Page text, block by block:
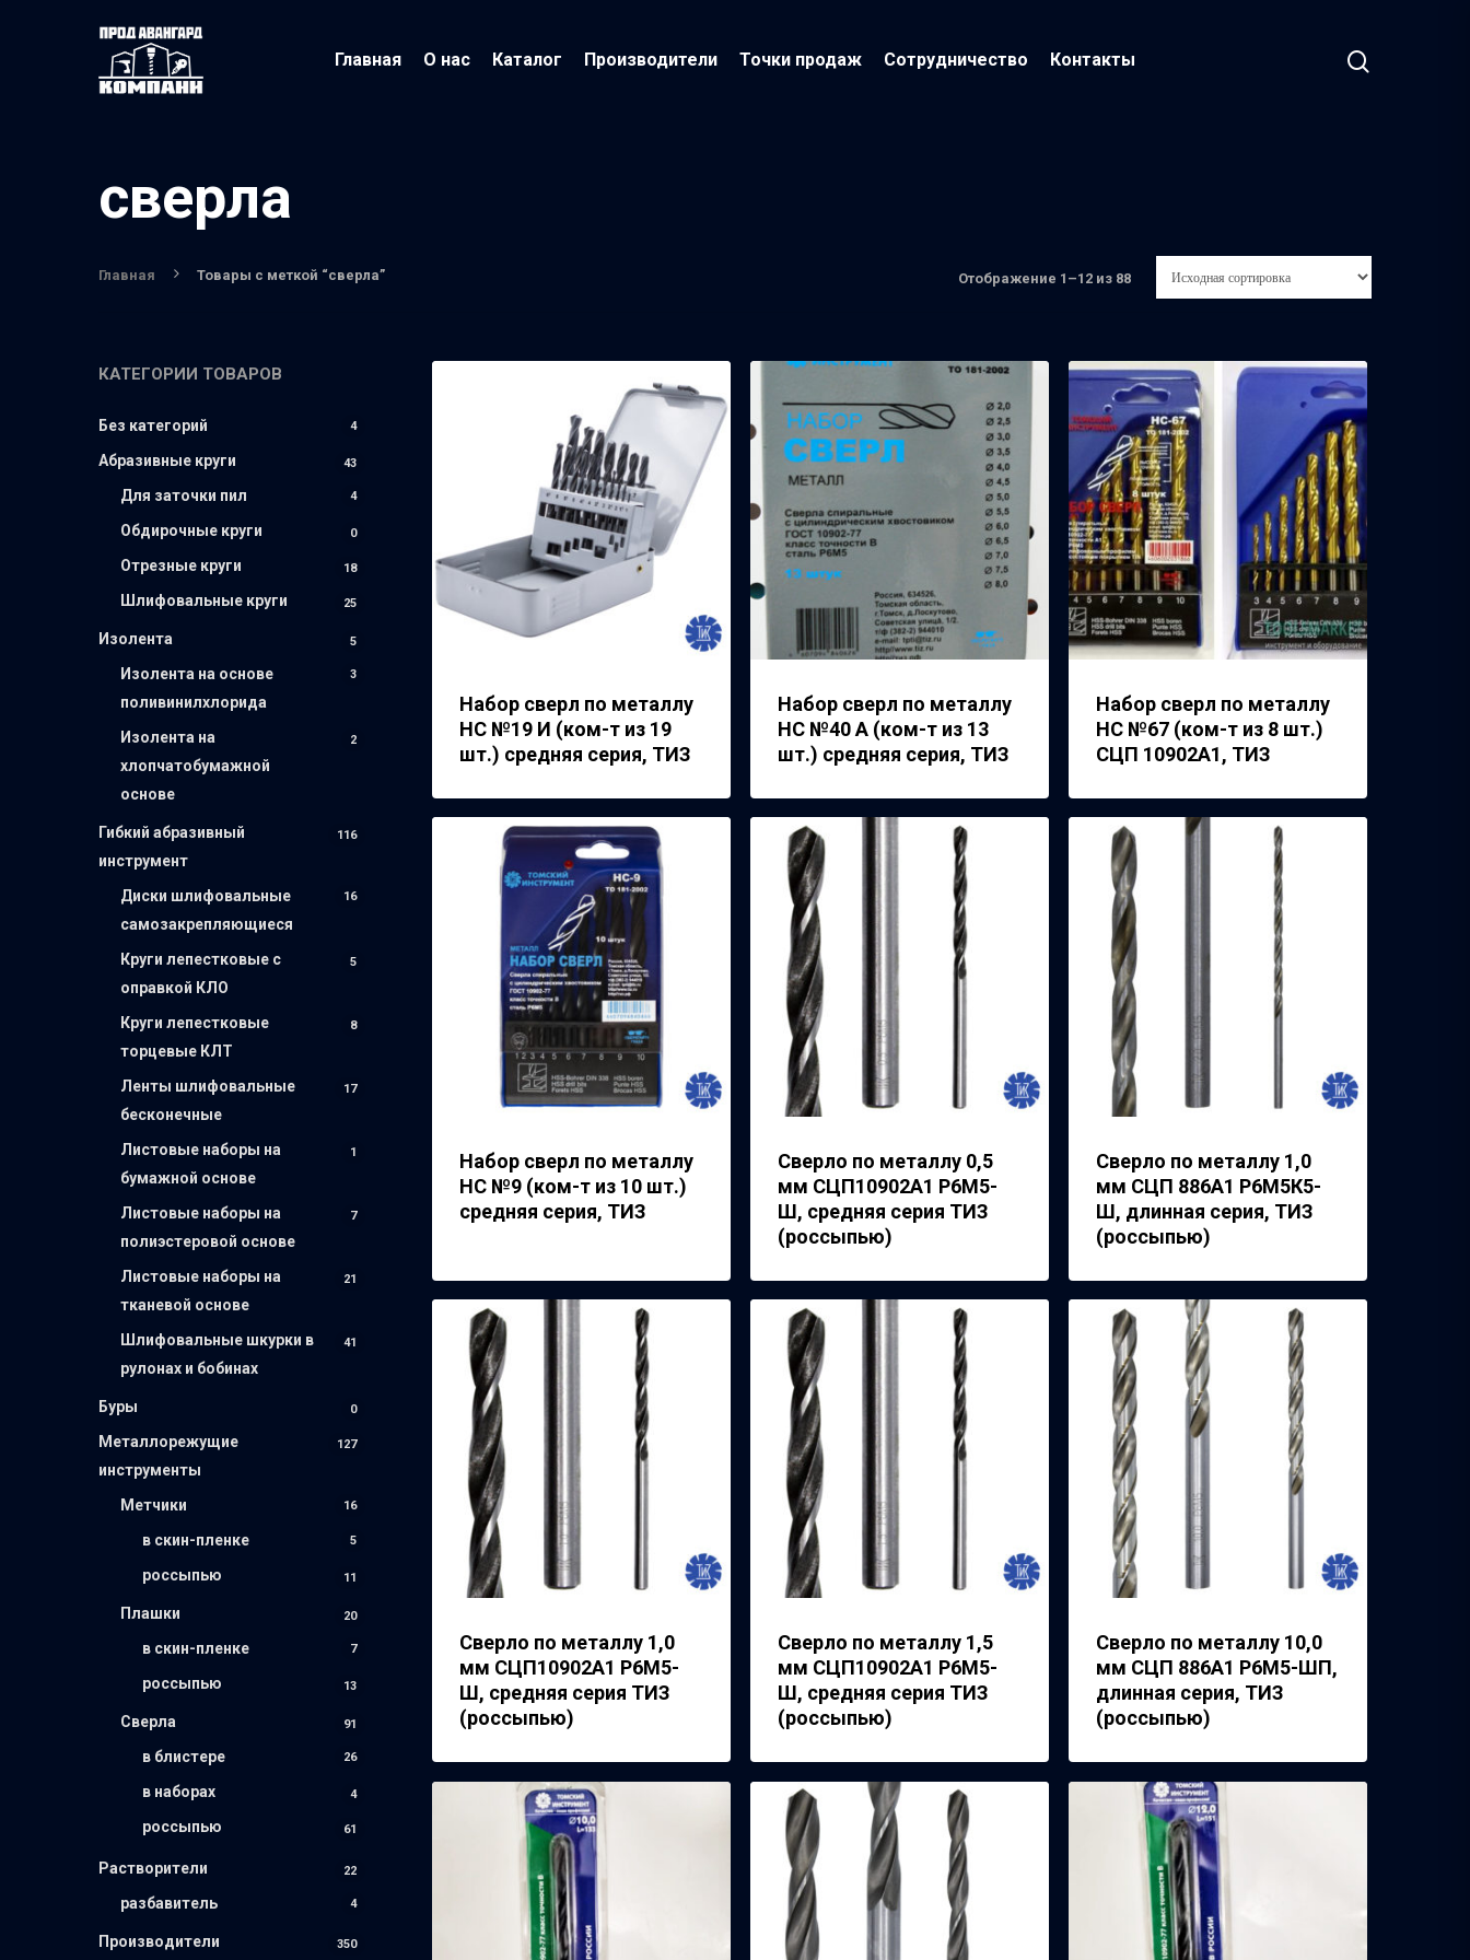
Нажмите Enter для поиска или ESC чтобы выйти
Главная О нас Каталог Производители Точки продаж Сотрудничество Контакты
сверла
Отображение 1–12 из 88
Главная Товары с меткой “сверла”
КАТЕГОРИИ ТОВАРОВ
Без категорий 4
Абразивные круги 43
Для заточки пил 4
Обдирочные круги 0
Отрезные круги 18
Шлифовальные круги 25
Изолента 5
Изолента на основе
поливинилхлорида
3
Изолента на
хлопчатобумажной
основе
2
Гибкий абразивный
инструмент
116
Диски шлифовальные
самозакрепляющиеся
16
Круги лепестковые с
оправкой КЛО
5
Круги лепестковые
торцевые КЛТ
8
Ленты шлифовальные
бесконечные
17
Листовые наборы на
бумажной основе
1
Листовые наборы на
полиэстеровой основе
7
Листовые наборы на
тканевой основе
21
Шлифовальные шкурки в
рулонах и бобинах
41
Буры 0
Металлорежущие
инструменты
127
Метчики 16
в скин-пленке 5
россыпью 11
Плашки 20
в скин-пленке 7
россыпью 13
Сверла 91
в блистере 26
в наборах 4
россыпью 61
Растворители 22
разбавитель 4
Производители 350
Набор сверл по металлу
НС №19 И (ком-т из 19
шт.) средняя серия, ТИЗ
Набор сверл по металлу
НС №40 А (ком-т из 13
шт.) средняя серия, ТИЗ
Набор сверл по металлу
НС №67 (ком-т из 8 шт.)
СЦП 10902А1, ТИЗ
Набор сверл по металлу
НС №9 (ком-т из 10 шт.)
средняя серия, ТИЗ
Сверло по металлу 0,5
мм СЦП10902А1 Р6М5-
Ш, средняя серия ТИЗ
(россыпью)
Сверло по металлу 1,0
мм СЦП 886А1 Р6М5К5-
Ш, длинная серия, ТИЗ
(россыпью)
Сверло по металлу 1,0
мм СЦП10902А1 Р6М5-
Ш, средняя серия ТИЗ
(россыпью)
Сверло по металлу 1,5
мм СЦП10902А1 Р6М5-
Ш, средняя серия ТИЗ
(россыпью)
Сверло по металлу 10,0
мм СЦП 886А1 Р6М5-ШП,
длинная серия, ТИЗ
(россыпью)